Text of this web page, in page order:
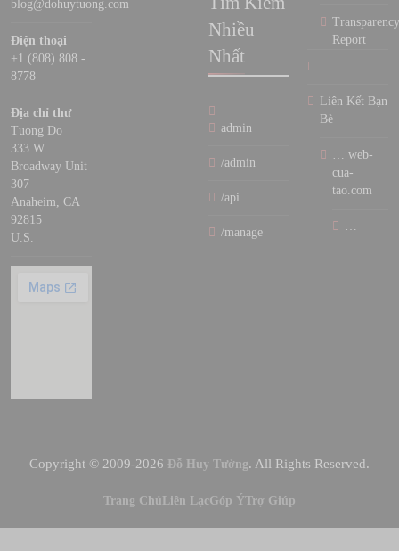
blog@dohuytuong.com
Điện thoại
+1 (808) 808 -
8778
Địa chỉ thư
Tuong Do
333 W
Broadway Unit
307
Anaheim, CA
92815
U.S.
Nhiều
Nhất
admin
/admin
/api
/manage
Transparency
Report
…
Liên Kết Bạn
Bè
… web-
cua-
tao.com
…
Copyright © 2009-2026 Đỗ Huy Tưởng. All Rights Reserved.
Trang ChủLiên LạcGóp ÝTrợ Giúp